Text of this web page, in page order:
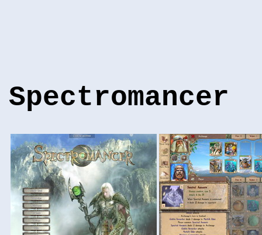
Spectromancer